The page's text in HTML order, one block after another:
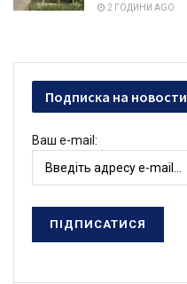
2 ГОДИНИ AGO
Подписка на новости
Ваш e-mail: